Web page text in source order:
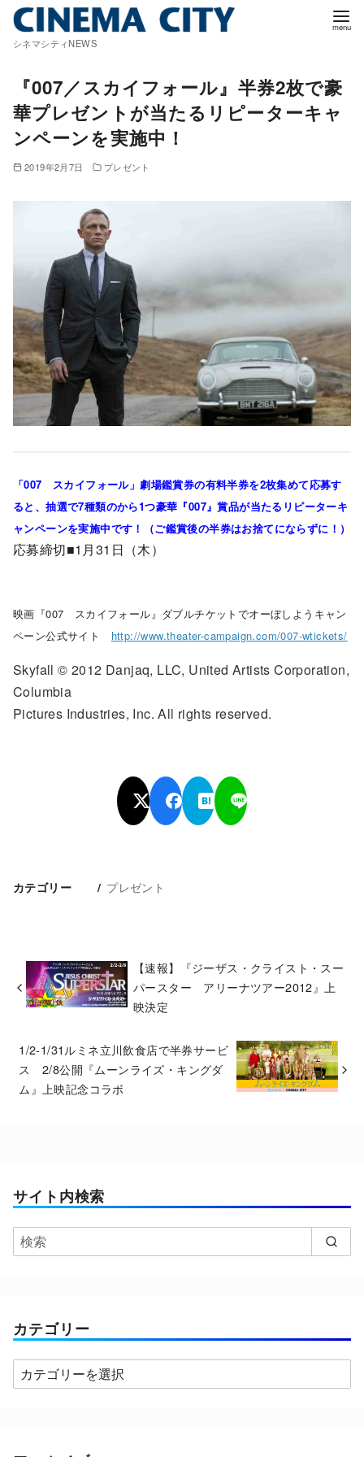
シネマシティNEWS
『007／スカイフォール』半券2枚で豪
華プレゼントが当たるリピーターキャ
ンペーンを実施中！
2019年2月7日 プレゼント
「007 スカイフォール」劇場鑑賞券の有料半券を2枚集めて応募す
ると、抽選で7種類のから1つ豪華『007』賞品が当たるリピーターキ
ャンペーンを実施中です！（ご鑑賞後の半券はお捨てにならずに！）
応募締切■1月31日（木）
映画『007 スカイフォール』ダブルチケットでオーぼしようキャン
ペーン公式サイト http://www.theater-campaign.com/007-wtickets/
Skyfall © 2012 Danjaq, LLC, United Artists Corporation,
Columbia
Pictures Industries, Inc. All rights reserved.
カテゴリー プレゼント
【速報】『ジーザス・クライスト・スー
パースター アリーナツアー2012』上
映決定
1/2-1/31ルミネ立川飲食店で半券サービ
ス 2/8公開『ムーンライズ・キングダ
ム』上映記念コラボ
サイト内検索
カテゴリー
カ
テ